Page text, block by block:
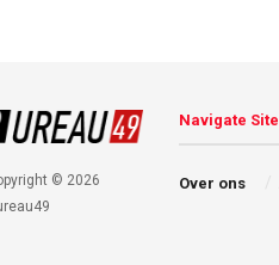
© 2026
Navigate Site
Over ons